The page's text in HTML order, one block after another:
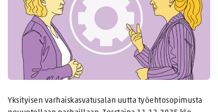
Yksityisen varhaiskasvatusalan uutta työehtosopimusta